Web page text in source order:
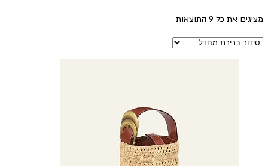
מציגים את כל ⁦9⁩ התוצאות